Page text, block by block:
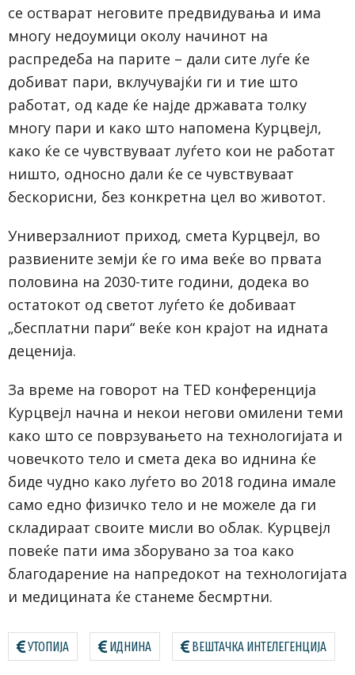
се остварат неговите предвидувања и има
многу недоумици околу начинот на
распредеба на парите – дали сите луѓе ќе
добиват пари, вклучувајќи ги и тие што
работат, од каде ќе најде државата толку
многу пари и како што напомена Курцвејл,
како ќе се чувствуваат луѓето кои не работат
ништо, односно дали ќе се чувствуваат
бескорисни, без конкретна цел во животот.
Универзалниот приход, смета Курцвејл, во
развиените земји ќе го има веќе во првата
половина на 2030-тите години, додека во
остатокот од светот луѓето ќе добиваат
„бесплатни пари“ веќе кон крајот на идната
деценија.
За време на говорот на TED конференција
Курцвејл начна и некои негови омилени теми
како што се поврзувањето на технологијата и
човечкото тело и смета дека во иднина ќе
биде чудно како луѓето во 2018 година имале
само едно физичко тело и не можеле да ги
складираат своите мисли во облак. Курцвејл
повеќе пати има зборувано за тоа како
благодарение на напредокот на технологијата
и медицината ќе станеме бесмртни.
УТОПИЈА ИДНИНА ВЕШТАЧКА ИНТЕЛЕГЕНЦИЈА